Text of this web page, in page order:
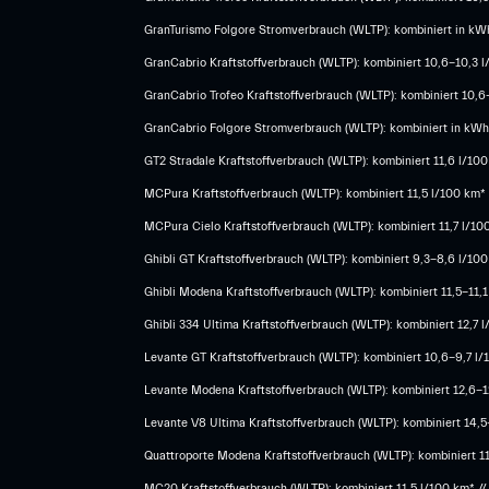
GranTurismo Folgore Stromverbrauch (WLTP): kombiniert in
GranCabrio Kraftstoffverbrauch (WLTP): kombiniert 10,6-
GranCabrio Trofeo Kraftstoffverbrauch (WLTP): kombiniert
GranCabrio Folgore Stromverbrauch (WLTP): kombiniert in
GT2 Stradale Kraftstoffverbrauch (WLTP): kombiniert 11,6 l/
MCPura Kraftstoffverbrauch (WLTP): kombiniert 11,5 l/100
MCPura Cielo Kraftstoffverbrauch (WLTP): kombiniert 11,7 l/
Ghibli GT Kraftstoffverbrauch (WLTP): kombiniert 9,3-8,6 l/
Ghibli Modena Kraftstoffverbrauch (WLTP): kombiniert 11,5-
Ghibli 334 Ultima Kraftstoffverbrauch (WLTP): kombiniert
Levante GT Kraftstoffverbrauch (WLTP): kombiniert 10,6-9,7
Levante Modena Kraftstoffverbrauch (WLTP): kombiniert
​Levante V8 Ultima Kraftstoffverbrauch (WLTP): kombiniert
Quattroporte Modena Kraftstoffverbrauch (WLTP): kombiniert